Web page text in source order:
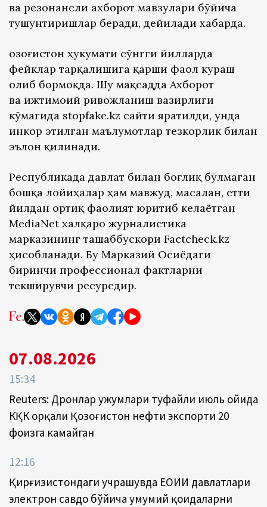
ва резонансли ахборот мавзулари бўйича
тушунтиришлар беради, дейилади хабарда.
Қозоғистон ҳукумати сўнгги йилларда
фейклар тарқалишига қарши фаол кураш
олиб бормоқда. Шу мақсадда Ахборот
ва ижтимоий ривожланиш вазирлиги
кўмагида stopfake.kz сайти яратилди, унда
инкор этилган маълумотлар тезкорлик билан
эълон қилинади.
Республикада давлат билан боғлиқ бўлмаган
бошқа лойиҳалар ҳам мавжуд, масалан, етти
йилдан ортиқ фаолият юритиб келаётган
MediaNet халқаро журналистика
марказининг ташаббускори Factcheck.kz
ҳисобланади. Бу Марказий Осиёдаги
биринчи профессионал фактларни
текширувчи ресурсдир.
07.08.2026
15:34
Reuters: Дронлар ҳужумлари туфайли июль ойида
КҚК орқали Қозоғистон нефти экспорти 20
фоизга камайган
12:16
Қирғизистондаги учрашувда ЕОИИ давлатлари
электрон савдо бўйича умумий қоидаларни